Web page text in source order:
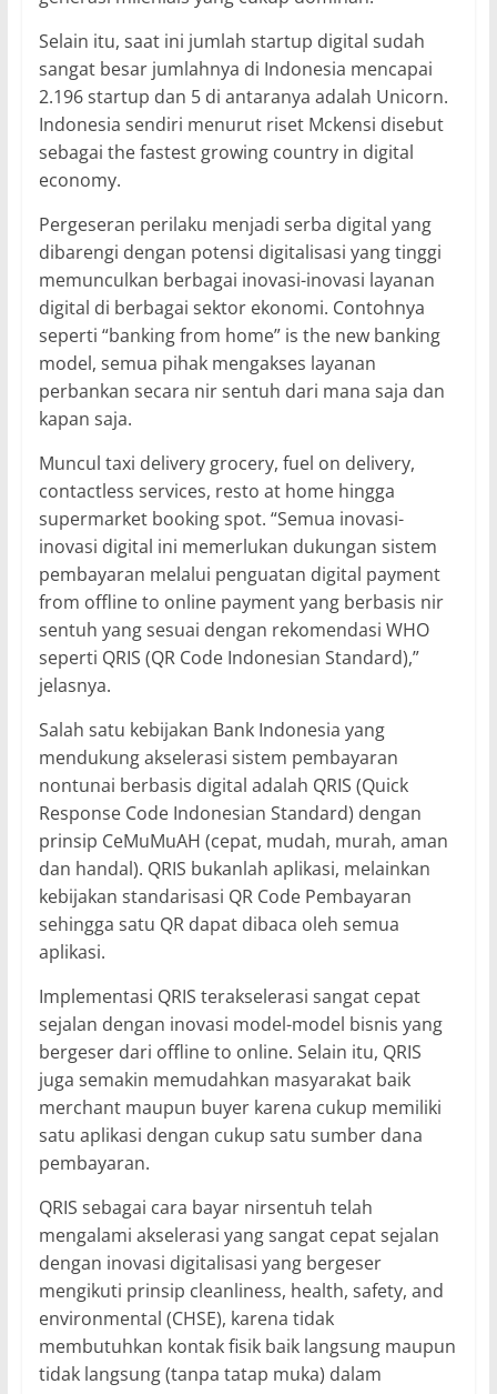
Selain itu, saat ini jumlah startup digital sudah
sangat besar jumlahnya di Indonesia mencapai
2.196 startup dan 5 di antaranya adalah Unicorn.
Indonesia sendiri menurut riset Mckensi disebut
sebagai the fastest growing country in digital
economy.
Pergeseran perilaku menjadi serba digital yang
dibarengi dengan potensi digitalisasi yang tinggi
memunculkan berbagai inovasi-inovasi layanan
digital di berbagai sektor ekonomi. Contohnya
seperti “banking from home” is the new banking
model, semua pihak mengakses layanan
perbankan secara nir sentuh dari mana saja dan
kapan saja.
Muncul taxi delivery grocery, fuel on delivery,
contactless services, resto at home hingga
supermarket booking spot. “Semua inovasi-
inovasi digital ini memerlukan dukungan sistem
pembayaran melalui penguatan digital payment
from offline to online payment yang berbasis nir
sentuh yang sesuai dengan rekomendasi WHO
seperti QRIS (QR Code Indonesian Standard),”
jelasnya.
Salah satu kebijakan Bank Indonesia yang
mendukung akselerasi sistem pembayaran
nontunai berbasis digital adalah QRIS (Quick
Response Code Indonesian Standard) dengan
prinsip CeMuMuAH (cepat, mudah, murah, aman
dan handal). QRIS bukanlah aplikasi, melainkan
kebijakan standarisasi QR Code Pembayaran
sehingga satu QR dapat dibaca oleh semua
aplikasi.
Implementasi QRIS terakselerasi sangat cepat
sejalan dengan inovasi model-model bisnis yang
bergeser dari offline to online. Selain itu, QRIS
juga semakin memudahkan masyarakat baik
merchant maupun buyer karena cukup memiliki
satu aplikasi dengan cukup satu sumber dana
pembayaran.
QRIS sebagai cara bayar nirsentuh telah
mengalami akselerasi yang sangat cepat sejalan
dengan inovasi digitalisasi yang bergeser
mengikuti prinsip cleanliness, health, safety, and
environmental (CHSE), karena tidak
membutuhkan kontak fisik baik langsung maupun
tidak langsung (tanpa tatap muka) dalam